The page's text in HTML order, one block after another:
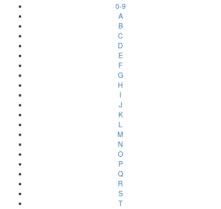
0-9
A
B
C
D
E
F
G
H
I
J
K
L
M
N
O
P
Q
R
S
T